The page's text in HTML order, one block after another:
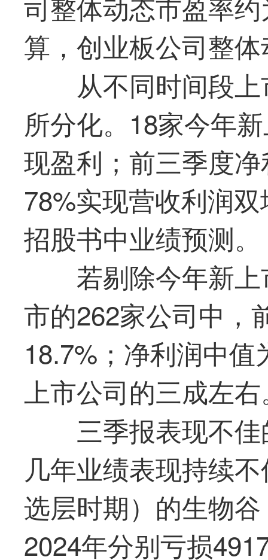
算，创业板公司整
从不同时间段
所分化。18家今年
现盈利；前三季度
78%实现营收利润
招股书中业绩预测。
若剔除今年新
市的262家公司中，
18.7%；净利润中
上市公司的三成左
三季报表现不
几年业绩表现持续
选层时期）的生物
2024年分别亏损